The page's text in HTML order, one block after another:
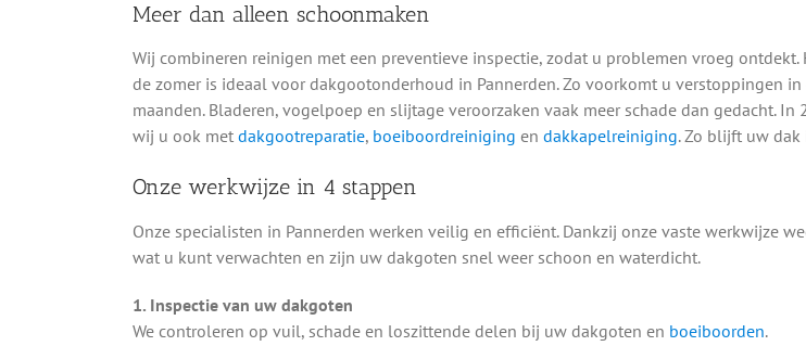
Meer dan alleen schoonmaken
Wij combineren reinigen met een preventieve inspectie, zodat u problemen vroeg ontdekt.
de zomer is ideaal voor dakgootonderhoud in Pannerden. Zo voorkomt u verstoppingen
maanden. Bladeren, vogelpoep en slijtage veroorzaken vaak meer schade dan gedacht. In
wij u ook met dakgootreparatie, boeiboordreiniging en dakkapelreiniging. Zo blijft uw
Onze werkwijze in 4 stappen
Onze specialisten in Pannerden werken veilig en efficiënt. Dankzij onze vaste werkwijze
wat u kunt verwachten en zijn uw dakgoten snel weer schoon en waterdicht.
1. Inspectie van uw dakgoten
We controleren op vuil, schade en loszittende delen bij uw dakgoten en boeiboorden.